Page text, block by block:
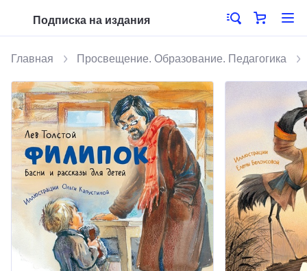
Подписка на издания
Главная Просвещение. Образование. Педагогика